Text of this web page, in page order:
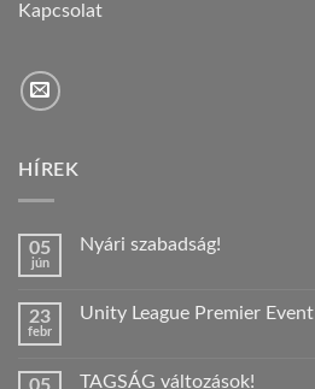
Kapcsolat
HÍREK
05
jún
Nyári szabadság!
Nyári
23
febr
Unity League Premier Event
Unity
05 TAGSÁG változások!